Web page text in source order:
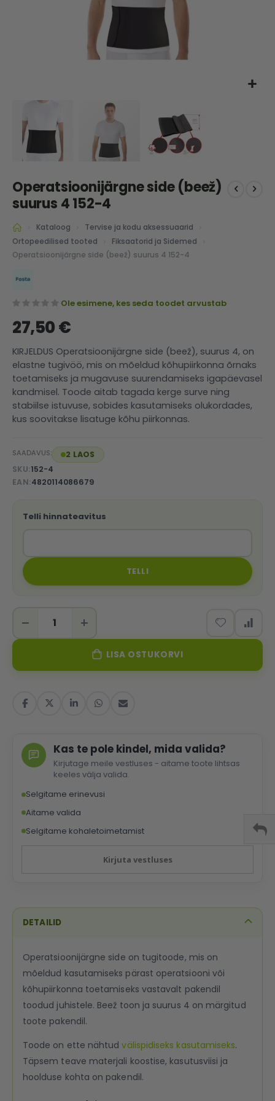
to
the
beginning
of
the
images
gallery
Operatsioonijärgne side (beež)
suurus 4 152-4
Kataloog
Tervise ja kodu aksessuaarid
Ortopeedilised tooted
Fiksaatorid ja Sidemed
Operatsioonijärgne side (beež) suurus 4 152-4
Ole esimene, kes seda toodet arvustab
27,50 €
KIRJELDUS Operatsioonijärgne side (beež), suurus 4, on
elastne tugivöö, mis on mõeldud kõhupiirkonna õrnaks
toetamiseks ja mugavuse suurendamiseks igapäevasel
kandmisel. Toode aitab tagada kerge surve ning
stabiilse istuvuse, sobides kasutamiseks olukordades,
kus soovitakse lisatuge kõhu piirkonnas.
SAADAVUS:
2 LAOS
SKU 152-4
EAN 4820114086679
Telli hinnateavitus
TELLI
LISA OSTUKORVI
Kas te pole kindel, mida valida?
Kirjutage meile vestluses - aitame toote lihtsas
keeles välja valida.
Selgitame erinevusi
Aitame valida
Selgitame kohaletoimetamist
Kirjuta vestluses
DETAILID
Operatsioonijärgne side on tugitoode, mis on
mõeldud kasutamiseks pärast operatsiooni või
kõhupiirkonna toetamiseks vastavalt pakendil
toodud juhistele. Beež toon ja suurus 4 on märgitud
toote pakendil.
Toode on ette nähtudvälispidiseks kasutamiseks.
Täpsem teave materjali koostise, kasutusviisi ja
hoolduse kohta on pakendil.